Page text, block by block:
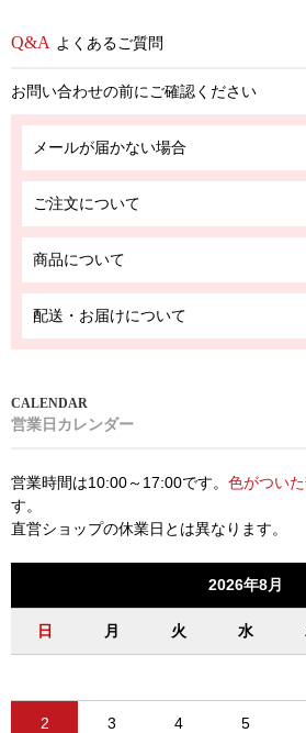
よくあるご質問
お問い合わせの前にご確認ください
メールが届かない場合
ご注文について
商品について
配送・お届けについて
営業日カレンダー
営業時間は10:00～17:00です。 色がつい
す。
直営ショップの休業日とは異なります。
2026年8月
日 月 火 水
2 3 4 5